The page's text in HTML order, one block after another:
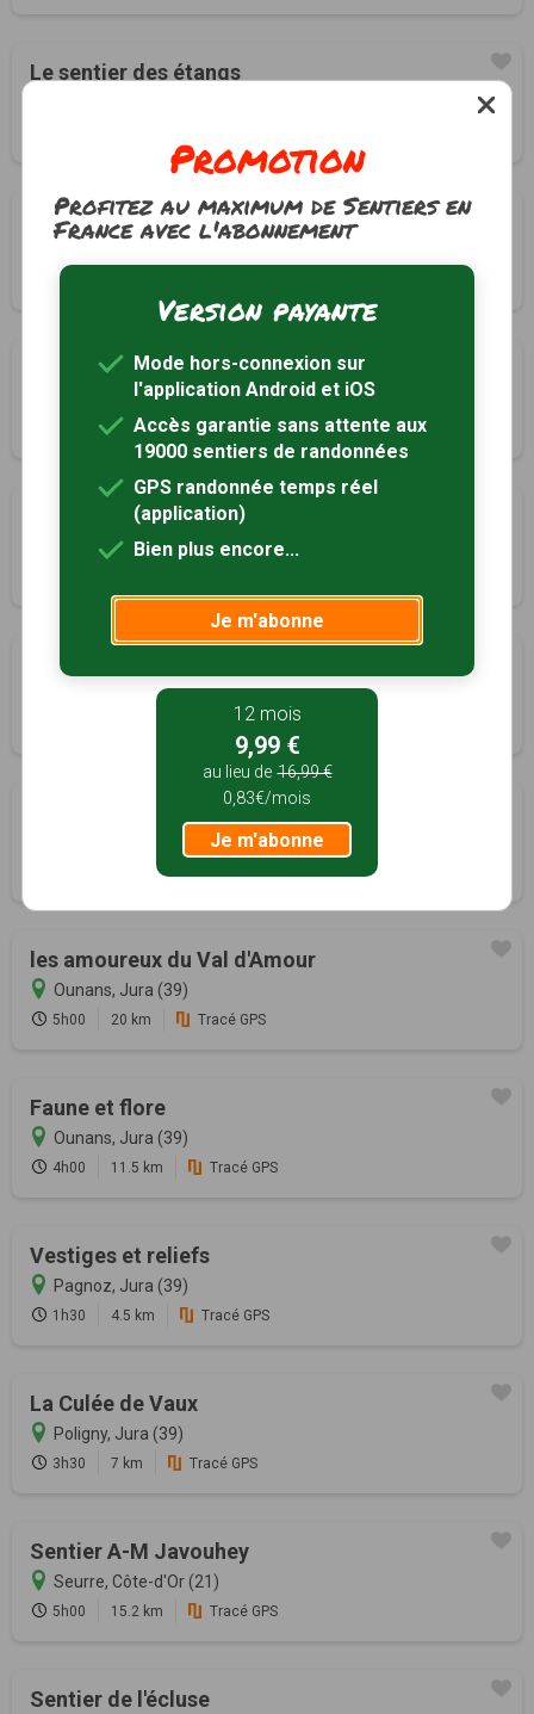
Le sentier des étangs
Boucle des Maillys
1h10
La reculée de conliège
Lons-le-Saunier, Jura (39)
24 km Tracé GPS
Château-Chalon et son vignoble
Menétru-le-Vignoble, Jura (39)
La Dame blanche
Montbarrey, Jura (39)
Tracé GPS
les amoureux du Val d'Amour
Ounans, Jura (39)
5h00 20 km Tracé GPS
Faune et flore
Ounans, Jura (39)
4h00 11.5 km Tracé GPS
Vestiges et reliefs
Pagnoz, Jura (39)
1h30 4.5 km Tracé GPS
La Culée de Vaux
Poligny, Jura (39)
3h30 7 km Tracé GPS
Sentier A-M Javouhey
Seurre, Côte-d'Or (21)
5h00 15.2 km Tracé GPS
Sentier de l'écluse
Promotion
Profitez au maximum de Sentiers en
France avec l'abonnement
Version payante
Mode hors-connexion sur
l'application Android et iOS
Accès garantie sans attente aux
19000 sentiers de randonnées
GPS randonnée temps réel
(application)
Bien plus encore...
Je m'abonne
12 mois
9,99 €
au lieu de 16,99 €
0,83€/mois
Je m'abonne